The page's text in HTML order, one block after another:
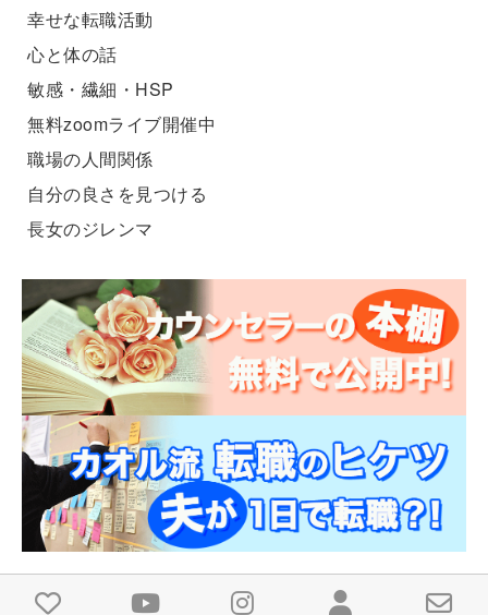
幸せな転職活動
心と体の話
敏感・繊細・HSP
無料zoomライブ開催中
職場の人間関係
自分の良さを見つける
長女のジレンマ